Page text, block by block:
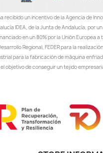
recibido un incentivo de la Agencia de
IDEA, de la Junta de Andalucía, por
en un 80% por la Unión Europea a
Regional, FEDER para la
para la fabricación de máquina
objetivo de conseguir un tejido